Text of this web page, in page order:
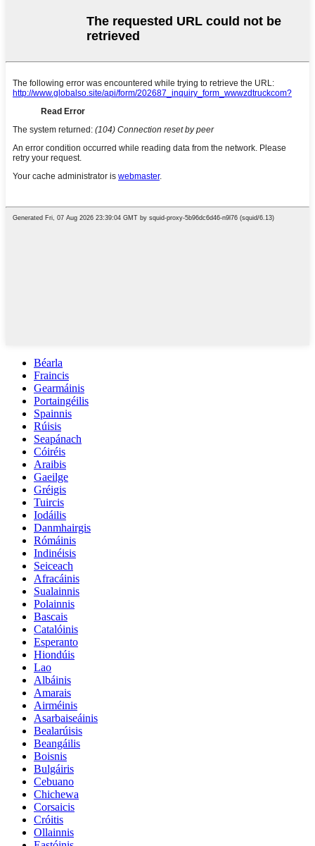
Béarla
Fraincis
Gearmáinis
Portaingéilis
Spainnis
Rúisis
Seapánach
Cóiréis
Araibis
Gaeilge
Gréigis
Tuircis
Iodáilis
Danmhairgis
Rómáinis
Indinéisis
Seiceach
Afracáinis
Sualainnis
Polainnis
Bascais
Catalóinis
Esperanto
Hiondúis
Lao
Albáinis
Amarais
Airméinis
Asarbaiseáinis
Bealarúisis
Beangáilis
Boisnis
Bulgáiris
Cebuano
Chichewa
Corsaicis
Cróitis
Ollainnis